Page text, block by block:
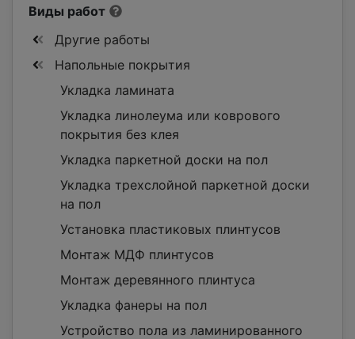
Виды работ
Другие работы
Напольные покрытия
Укладка ламината
Укладка линолеума или коврового
покрытия без клея
Укладка паркетной доски на пол
Укладка трехслойной паркетной доски
на пол
Установка пластиковых плинтусов
Монтаж МДФ плинтусов
Монтаж деревянного плинтуса
Укладка фанеры на пол
Устройство пола из ламинированного